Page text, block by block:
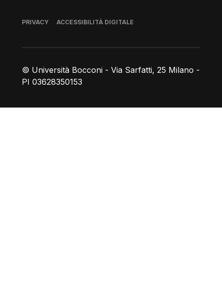
© Università Bocconi - Via Sarfatti, 25 Milano -
PI 03628350153
Piè di pagina
PRIVACY ACCESSIBILITÀ DIGITALE